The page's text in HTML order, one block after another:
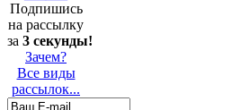
Подпишись
на рассылку
за 3 секунды!
Зачем?
Все виды
рассылок...